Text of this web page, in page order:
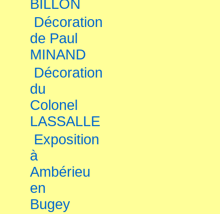
BILLON
Décoration
de Paul
MINAND
Décoration
du
Colonel
LASSALLE
Exposition
à
Ambérieu
en
Bugey